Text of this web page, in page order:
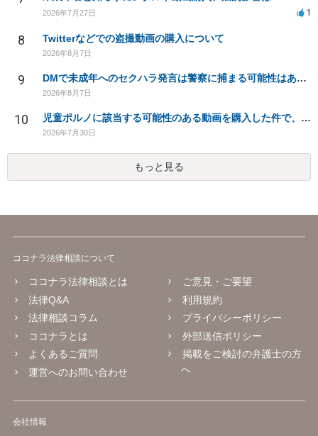
2026年7月27日 1
8 Twitterなどでの盗撮動画の購入について
2026年8月7日
9 DMで未成年へのセクハラ発言は警察に捕まる可能性はありますか
2026年8月7日
10 児童ポルノに該当する可能性のある動画を購入した件で、家族や職場に知られたり、逮捕などあるのでしょうか
2026年7月30日
もっと見る
ココナラ法律相談について
ココナラ法律相談とは
法律Q&A
法律相談コラム
ココナラとは
よくあるご質問
運営へのお問い合わせ
ご意見・ご要望
利用規約
プライバシーポリシー
外部送信ポリシー
掲載をご検討の弁護士の方
へ
会社情報